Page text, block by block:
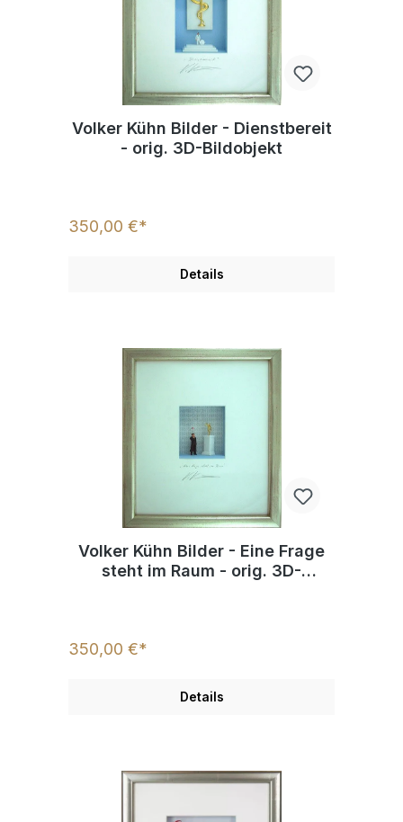
Volker Kühn Bilder - Dienstbereit
- orig. 3D-Bildobjekt
350,00 €*
Details
Volker Kühn Bilder - Eine Frage
steht im Raum - orig. 3D-
350,00 €*
Details